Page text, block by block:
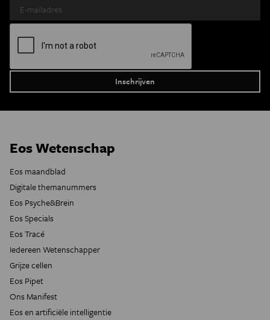
Eos Wetenschap
Eos maandblad
Digitale themanummers
Eos Psyche&Brein
Eos Specials
Eos Tracé
Iedereen Wetenschapper
Grijze cellen
Eos Pipet
Ons Manifest
Eos en artificiële intelligentie